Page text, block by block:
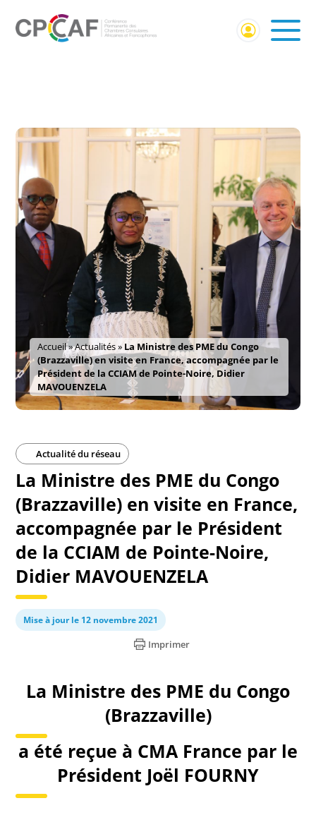
Accueil»Actualités» La Ministre des PME du Congo
(Brazzaville) en visite en France, accompagnée par le
Président de la CCIAM de Pointe-Noire, Didier
MAVOUENZELA
Actualité du réseau
La Ministre des PME du Congo
(Brazzaville) en visite en France,
accompagnée par le Président
de la CCIAM de Pointe-Noire,
Didier MAVOUENZELA
Mise à jour le 12 novembre 2021
Imprimer
La Ministre des PME du Congo
(Brazzaville)
a été reçue à CMA France par le
Président Joël FOURNY